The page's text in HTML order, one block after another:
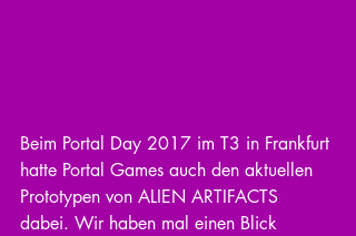
Beim Portal Day 2017 im T3 in Frankfurt
hatte Portal Games auch den aktuellen
Prototypen von ALIEN ARTIFACTS
dabei. Wir haben mal einen Blick